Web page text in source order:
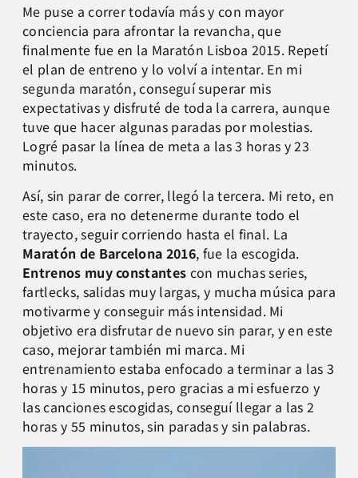
Me puse a correr todavía más y con mayor
conciencia para afrontar la revancha, que
finalmente fue en la Maratón Lisboa 2015. Repetí
el plan de entreno y lo volví a intentar. En mi
segunda maratón, conseguí superar mis
expectativas y disfruté de toda la carrera, aunque
tuve que hacer algunas paradas por molestias.
Logré pasar la línea de meta a las 3 horas y 23
minutos.
Así, sin parar de correr, llegó la tercera. Mi reto, en
este caso, era no detenerme durante todo el
trayecto, seguir corriendo hasta el final. La
Maratón de Barcelona 2016, fue la escogida.
Entrenos muy constantes con muchas series,
fartlecks, salidas muy largas, y mucha música para
motivarme y conseguir más intensidad. Mi
objetivo era disfrutar de nuevo sin parar, y en este
caso, mejorar también mi marca. Mi
entrenamiento estaba enfocado a terminar a las 3
horas y 15 minutos, pero gracias a mi esfuerzo y
las canciones escogidas, conseguí llegar a las 2
horas y 55 minutos, sin paradas y sin palabras.